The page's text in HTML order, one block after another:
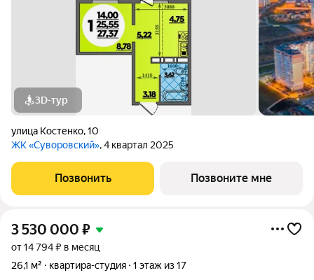
3D-тур
улица Костенко,10
ЖК «Суворовский», 4 квартал 2025
Позвонить Позвоните мне
3 530 000 ₽
от 14 794 ₽ в месяц
26,1 м²
квартира-студия 1 этаж из 17